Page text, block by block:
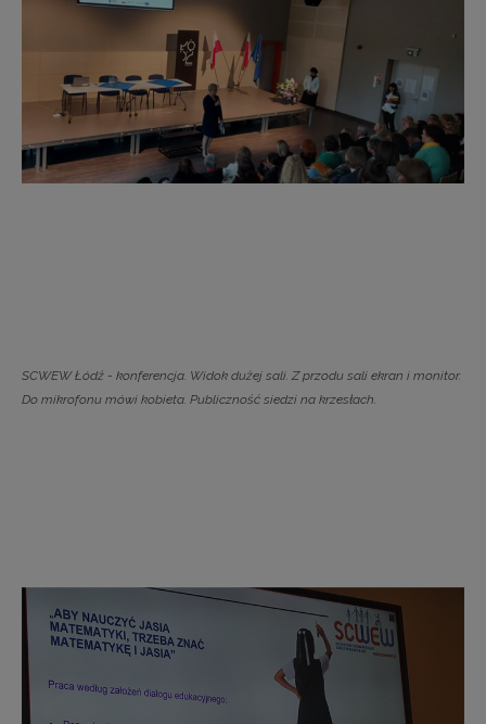
SCWEW Łódź - konferencja. Widok dużej sali. Z przodu sali ekran i monitor.
Do mikrofonu mówi kobieta. Publiczność siedzi na krzesłach.